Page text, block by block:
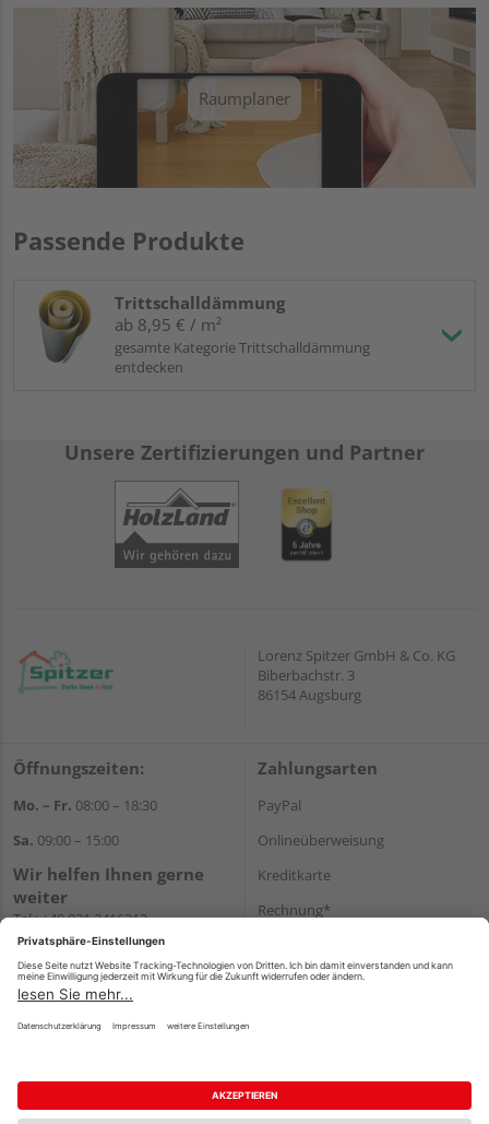
Raumplaner
Passende Produkte
Trittschalldämmung
ab 8,95 € / m²
gesamte Kategorie Trittschalldämmung
entdecken
Unsere Zertifizierungen und Partner
Lorenz Spitzer GmbH & Co. KG
Biberbachstr. 3
86154 Augsburg
Öffnungszeiten:
Mo. – Fr. 08:00 – 18:30
Sa. 09:00 – 15:00
Wir helfen Ihnen gerne
weiter
Tel.:+49 821 2416212
E-Mail:verwaltung@spitzer-
augsburg.de
Zahlungsarten
PayPal
Onlineüberweisung
Kreditkarte
Rechnung*
Versand
Impressum AGB Widerruf
Datenschutz
Reservierungsbedingungen
Vertrag widerrufen